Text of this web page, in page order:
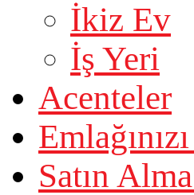
İkiz Ev
İş Yeri
Acenteler
Satın